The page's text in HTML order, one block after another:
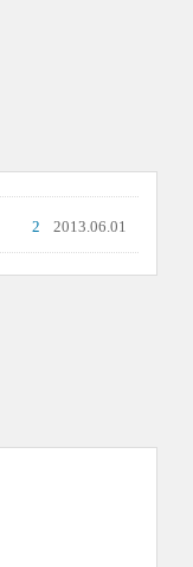
2013.06.01
2